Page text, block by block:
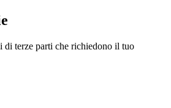
di terze parti che richiedono il tuo